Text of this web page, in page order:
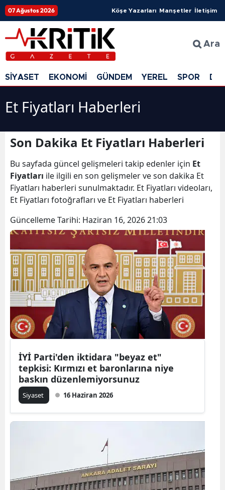
07 Ağustos 2026 Köşe Yazarları Manşetler İletişim
Ara
SİYASET EKONOMİ GÜNDEM YEREL SPOR
Et Fiyatları Haberleri
Son Dakika Et Fiyatları Haberleri
Bu sayfada güncel gelişmeleri takip edenler için Et
Fiyatları ile ilgili en son gelişmeler ve son dakika Et
Fiyatları haberleri sunulmaktadır. Et Fiyatları videoları,
Et Fiyatları fotoğrafları ve Et Fiyatları haberleri
Güncelleme Tarihi: Haziran 16, 2026 21:03
İYİ Parti'den iktidara "beyaz et"
tepkisi: Kırmızı et baronlarına niye
baskın düzenlemiyorsunuz
Siyaset 16 Haziran 2026